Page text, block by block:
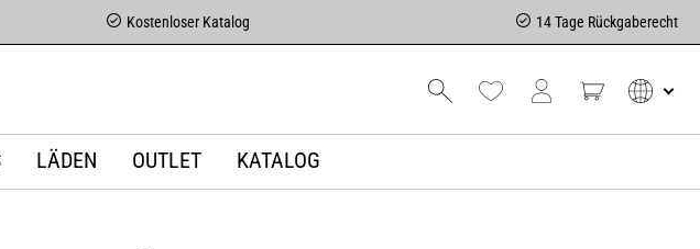
Kostenloser Katalog 14 Tage Rückgaberecht
LÄDEN OUTLET KATALOG